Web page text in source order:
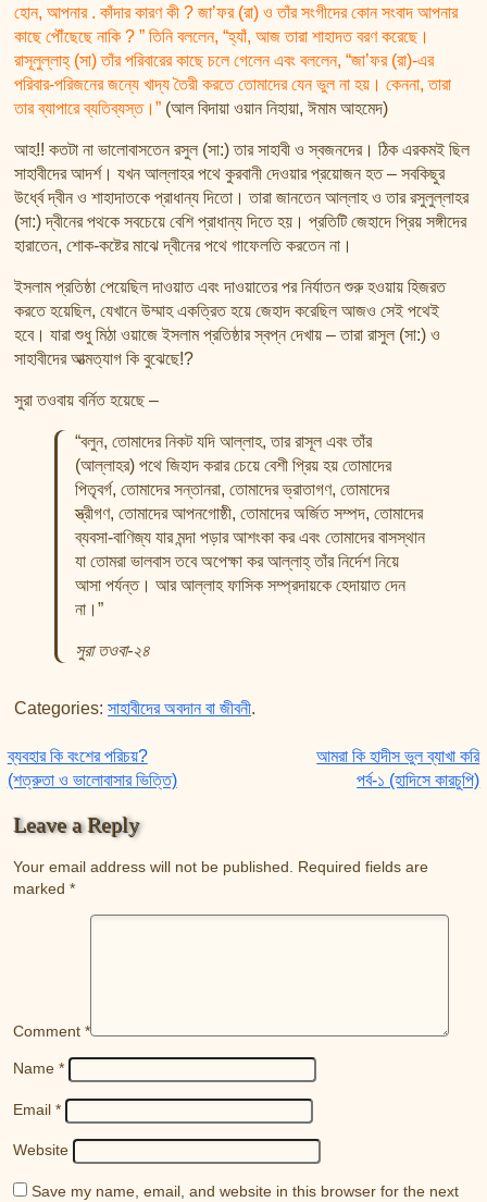
হোন, আপনার . কাঁদার কারণ কী ? জা’ফর (রা) ও তাঁর সংগীদের কোন সংবাদ আপনার
কাছে পৌঁছেছে নাকি ? ” তিনি বললেন, “হ্যাঁ, আজ তারা শাহাদত বরণ করেছে।
রাসূলুল্লাহ্ (সা) তাঁর পরিবারের কাছে চলে গেলেন এবং বললেন, “জা’ফর (রা)-এর
পরিবার-পরিজনের জন্যে খাদ্য তৈরী করতে তোমাদের যেন ভুল না হয়। কেননা, তারা
তার ব্যাপারে ব্যতিব্যস্ত।” (আল বিদায়া ওয়ান নিহায়া, ঈমাম আহমেদ)
আহ!! কতটা না ভালোবাসতেন রসুল (সা:) তার সাহাবী ও স্বজনদের। ঠিক এরকমই ছিল
সাহাবীদের আদর্শ। যখন আল্লাহর পথে কুরবানী দেওয়ার প্রয়োজন হত – সবকিছুর
উর্ধ্বে দ্বীন ও শাহাদাতকে প্রাধান্য দিতো। তারা জানতেন আল্লাহ ও তার রসুলুল্লাহর
(সা:) দ্বীনের পথকে সবচেয়ে বেশি প্রাধান্য দিতে হয়। প্রতিটি জেহাদে প্রিয় সঙ্গীদের
হারাতেন, শোক-কষ্টের মাঝে দ্বীনের পথে গাফেলতি করতেন না।
ইসলাম প্রতিষ্ঠা পেয়েছিল দাওয়াত এবং দাওয়াতের পর নির্যাতন শুরু হওয়ায় হিজরত
করতে হয়েছিল, যেখানে উম্মাহ একত্রিত হয়ে জেহাদ করেছিল আজও সেই পথেই
হবে। যারা শুধু মিঠা ওয়াজে ইসলাম প্রতিষ্ঠার স্বপ্ন দেখায় – তারা রাসুল (সা:) ও
সাহাবীদের আত্মত্যাগ কি বুঝেছে!?
সুরা তওবায় বর্নিত হয়েছে –
“বলুন, তোমাদের নিকট যদি আল্লাহ, তার রাসূল এবং তাঁর
(আল্লাহর) পথে জিহাদ করার চেয়ে বেশী প্রিয় হয় তোমাদের
পিতৃবর্গ, তোমাদের সন্তানরা, তোমাদের ভ্রাতাগণ, তোমাদের
স্ত্রীগণ, তোমাদের আপনগোষ্ঠী, তোমাদের অর্জিত সম্পদ, তোমাদের
ব্যবসা-বাণিজ্য যার মন্দা পড়ার আশংকা কর এবং তোমাদের বাসস্থান
যা তোমরা ভালবাস তবে অপেক্ষা কর আল্লাহ্‌ তাঁর নির্দেশ নিয়ে
আসা পর্যন্ত। আর আল্লাহ ফাসিক সম্প্রদায়কে হেদায়াত দেন
না।”
সুরা তওবা-২৪
Categories: সাহাবীদের অবদান বা জীবনী.
Post navigation
ব্যবহার কি বংশের পরিচয়?
(শত্রুতা ও ভালোবাসার ভিত্তি)
আমরা কি হাদীস ভুল ব্যাখা করি
পর্ব-১ (হাদিসে কারচুপি)
Leave a Reply
Your email address will not be published.
Required fields are
marked*
Comment*
Name*
Email*
Website
Save my name, email, and website in this browser for the next